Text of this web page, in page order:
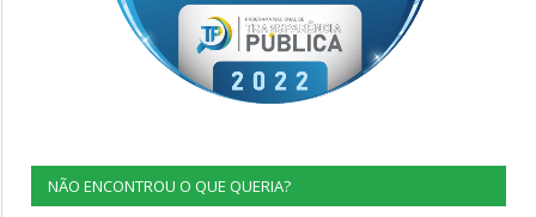
NÃO ENCONTROU O QUE QUERIA?